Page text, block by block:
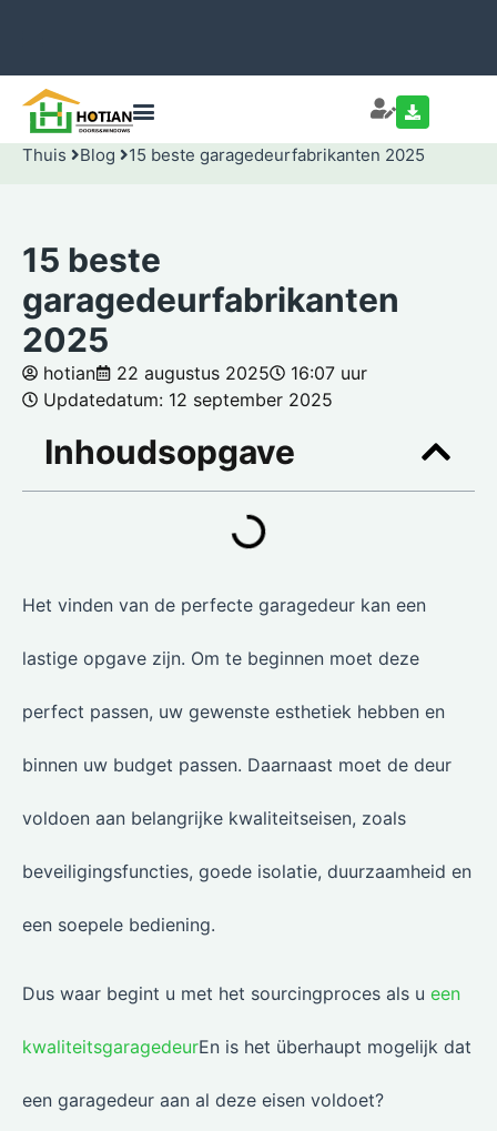
Thuis Blog 15 beste garagedeurfabrikanten 2025
15 beste
garagedeurfabrikanten
2025
hotian 22 augustus 2025
16:07 uur
Updatedatum: 12 september 2025
Inhoudsopgave
Het vinden van de perfecte garagedeur kan een
lastige opgave zijn. Om te beginnen moet deze
perfect passen, uw gewenste esthetiek hebben en
binnen uw budget passen. Daarnaast moet de deur
voldoen aan belangrijke kwaliteitseisen, zoals
beveiligingsfuncties, goede isolatie, duurzaamheid en
een soepele bediening.
Dus waar begint u met het sourcingproces als u een
kwaliteitsgaragedeurEn is het überhaupt mogelijk dat
een garagedeur aan al deze eisen voldoet?